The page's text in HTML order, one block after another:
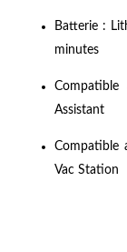
Batterie :
minutes
Assistant
Compatible
Vac Station